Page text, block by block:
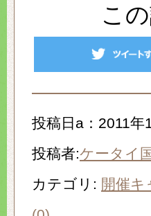
こ
投稿日a：2011年
投稿者:ケータイ
カテゴリ: 開催キ